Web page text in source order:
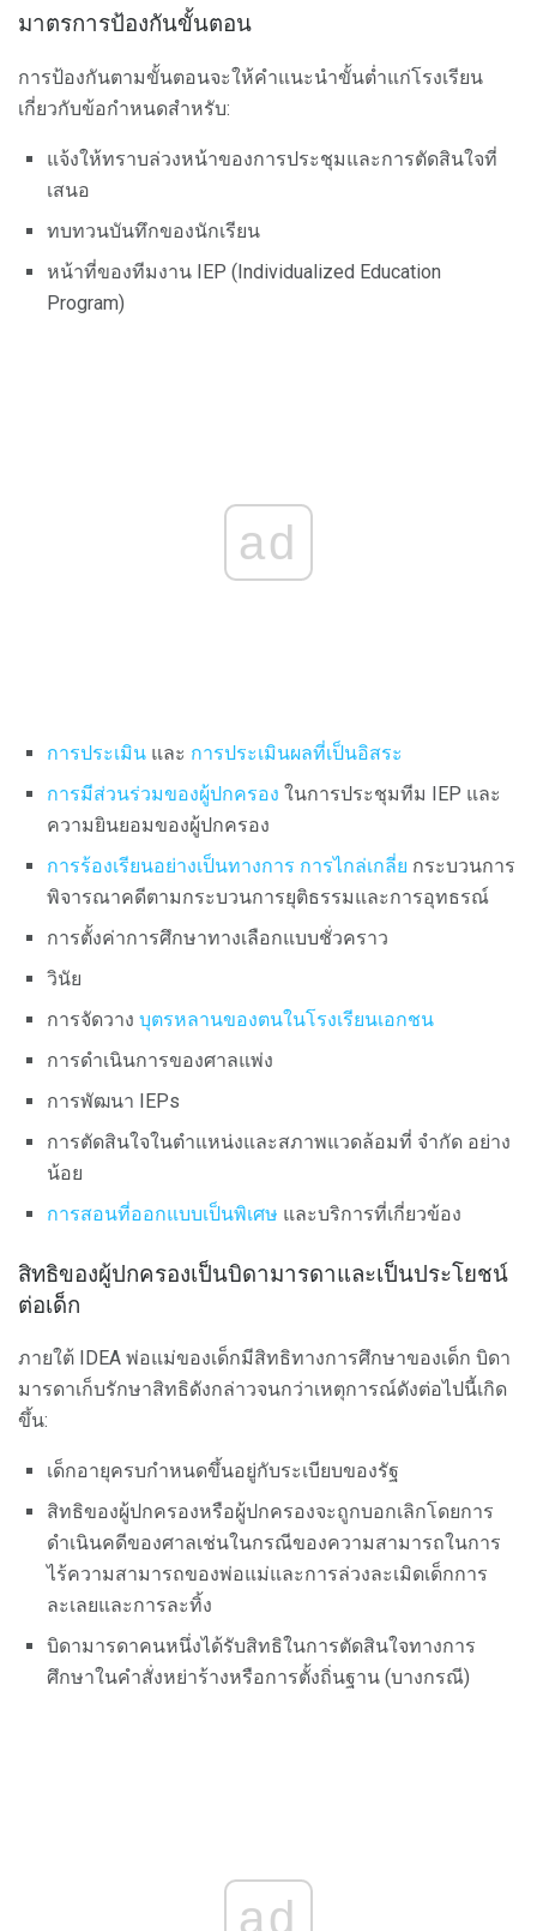
มาตรการป้องกันขั้นตอน
การป้องกันตามขั้นตอนจะให้คำแนะนำขั้นต่ำแก่โรงเรียน
เกี่ยวกับข้อกำหนดสำหรับ:
แจ้งให้ทราบล่วงหน้าของการประชุมและการตัดสินใจที่
เสนอ
ทบทวนบันทึกของนักเรียน
หน้าที่ของทีมงาน IEP (Individualized Education
Program)
ad
การประเมิน และ การประเมินผลที่เป็นอิสระ
การมีส่วนร่วมของผู้ปกครอง ในการประชุมทีม IEP และ
ความยินยอมของผู้ปกครอง
การร้องเรียนอย่างเป็นทางการ การไกล่เกลี่ย กระบวนการ
พิจารณาคดีตามกระบวนการยุติธรรมและการอุทธรณ์
การตั้งค่าการศึกษาทางเลือกแบบชั่วคราว
วินัย
การจัดวาง บุตรหลานของตนในโรงเรียนเอกชน
การดำเนินการของศาลแพ่ง
การพัฒนา IEPs
การตัดสินใจในตำแหน่งและสภาพแวดล้อมที่ จำกัด อย่าง
น้อย
การสอนที่ออกแบบเป็นพิเศษ และบริการที่เกี่ยวข้อง
สิทธิของผู้ปกครองเป็นบิดามารดาและเป็นประโยชน์
ต่อเด็ก
ภายใต้ IDEA พ่อแม่ของเด็กมีสิทธิทางการศึกษาของเด็ก บิดา
มารดาเก็บรักษาสิทธิดังกล่าวจนกว่าเหตุการณ์ดังต่อไปนี้เกิด
ขึ้น:
เด็กอายุครบกำหนดขึ้นอยู่กับระเบียบของรัฐ
สิทธิของผู้ปกครองหรือผู้ปกครองจะถูกบอกเลิกโดยการ
ดำเนินคดีของศาลเช่นในกรณีของความสามารถในการ
ไร้ความสามารถของพ่อแม่และการล่วงละเมิดเด็กการ
ละเลยและการละทิ้ง
บิดามารดาคนหนึ่งได้รับสิทธิในการตัดสินใจทางการ
ศึกษาในคำสั่งหย่าร้างหรือการตั้งถิ่นฐาน (บางกรณี)
ad